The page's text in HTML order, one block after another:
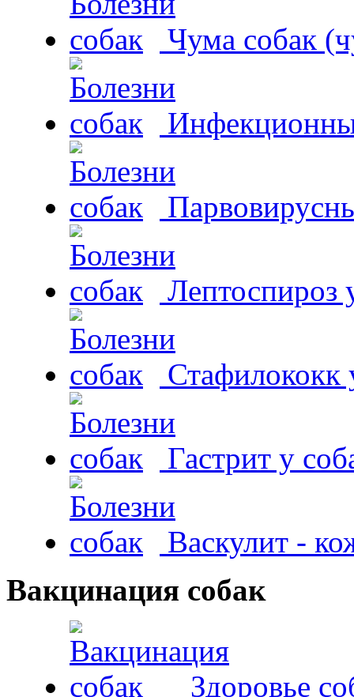
Чума собак
Лептоспироз
Стафилококк
Гастрит у
Васкулит -
Вакцинация собак
Здоровье